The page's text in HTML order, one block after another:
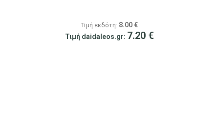
Τιμή εκδότη: 8.00 €
Τιμή daidaleos.gr: 7.20 €